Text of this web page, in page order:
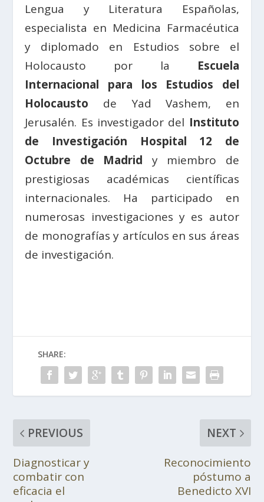
Lengua y Literatura Españolas,
especialista en Medicina Farmacéutica
y diplomado en Estudios sobre el
Holocausto por la Escuela
Internacional para los Estudios del
Holocausto de Yad Vashem, en
Jerusalén. Es investigador del Instituto
de Investigación Hospital 12 de
Octubre de Madrid y miembro de
prestigiosas académicas científicas
internacionales. Ha participado en
numerosas investigaciones y es autor
de monografías y artículos en sus áreas
de investigación.
SHARE:
PREVIOUS
Diagnosticar y
combatir con
eficacia el
NEXT
Reconocimiento
póstumo a
Benedicto XVI